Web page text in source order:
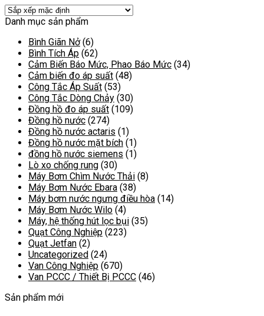
Danh mục sản phẩm
Bình Giãn Nở (6)
Bình Tích Áp (62)
Cảm Biến Báo Mức, Phao Báo Mức (34)
Cảm biến đo áp suất (48)
Công Tắc Áp Suất (53)
Công Tắc Dòng Chảy (30)
Đồng hồ đo áp suất (109)
Đồng hồ nước (274)
Đồng hồ nước actaris (1)
Đồng hồ nước mặt bích (1)
đồng hồ nước siemens (1)
Lò xo chống rung (30)
Máy Bơm Chìm Nước Thải (8)
Máy Bơm Nước Ebara (38)
Máy bơm nước ngưng điều hòa (14)
Máy Bơm Nước Wilo (4)
Máy, hệ thống hút lọc bụi (35)
Quạt Công Nghiệp (223)
Quạt Jetfan (2)
Uncategorized (24)
Van Công Nghiệp (670)
Van PCCC / Thiết Bị PCCC (46)
Sản phẩm mới